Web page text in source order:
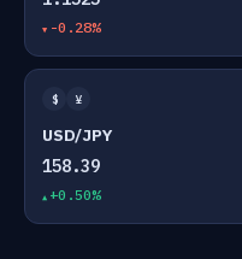
-0.28%
$ ¥
USD/JPY
158.39
+0.50%